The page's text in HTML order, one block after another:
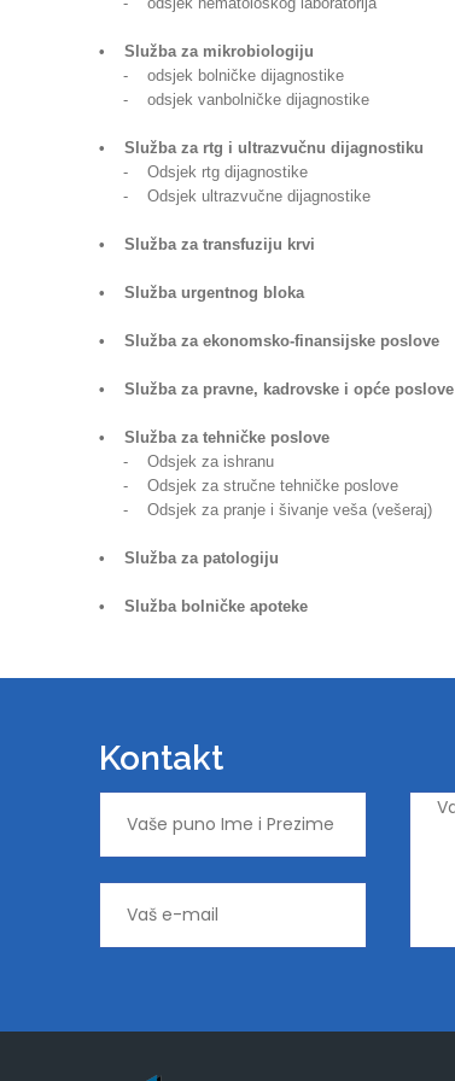
• Služba za mikrobiologiju
- odsjek bolničke dijagnostike
- odsjek vanbolničke dijagnostike
• Služba za rtg i ultrazvučnu dijagnostiku
- Odsjek rtg dijagnostike
- Odsjek ultrazvučne dijagnostike
• Služba za transfuziju krvi
• Služba urgentnog bloka
• Služba za ekonomsko-finansijske poslove
• Služba za pravne, kadrovske i opće poslove
• Služba za tehničke poslove
- Odsjek za ishranu
- Odsjek za stručne tehničke poslove
- Odsjek za pranje i šivanje veša (vešeraj)
• Služba za patologiju
• Služba bolničke apoteke
Kontakt